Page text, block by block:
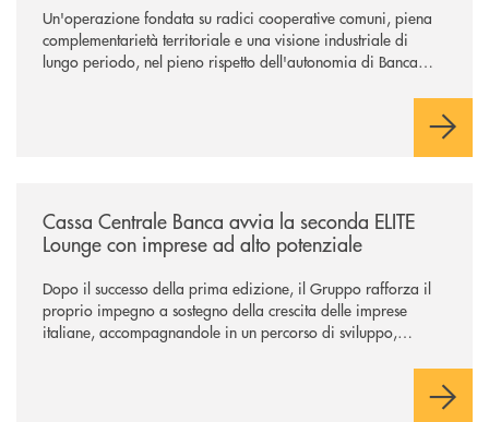
Un'operazione fondata su radici cooperative comuni, piena
complementarietà territoriale e una visione industriale di
lungo periodo, nel pieno rispetto dell'autonomia di Banca
negoziazione esclusiva per la finalizzazione dell’operazione.
Cassa Centrale Banca avvia la seconda ELITE
Lounge con imprese ad alto potenziale
Dopo il successo della prima edizione, il Gruppo rafforza il
proprio impegno a sostegno della crescita delle imprese
italiane, accompagnandole in un percorso di sviluppo,